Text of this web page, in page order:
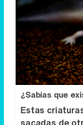
¿Sabías que
Estas
sacadas de